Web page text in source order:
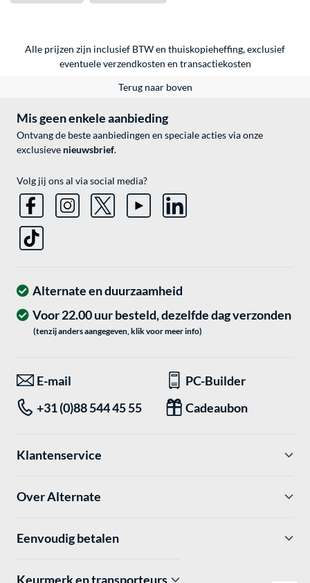
Alle prijzen zijn inclusief BTW en thuiskopieheffing, exclusief
eventueleverzendkosten en transactiekosten
Terug naar boven
Mis geen enkele aanbieding
Ontvang de beste aanbiedingen en speciale acties via onze
exclusieve nieuwsbrief.
Volg jij ons al via social media?
Alternate en duurzaamheid
Voor 22.00 uur besteld, dezelfde dag verzonden
(tenzij anders aangegeven, klik voor meer info)
E-mail
PC-Builder
+31 (0)88 544 45 55
Cadeaubon
Klantenservice
Over Alternate
Eenvoudig betalen
Keurmerk en transporteurs